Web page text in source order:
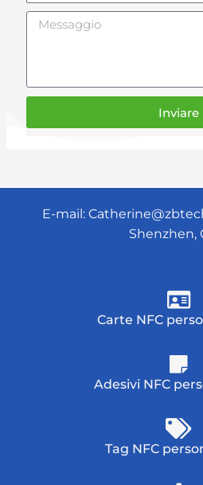
Messaggio
Inviare
E-mail:
Shenzhen,
Carte NFC
Adesivi NFC
Tag NFC